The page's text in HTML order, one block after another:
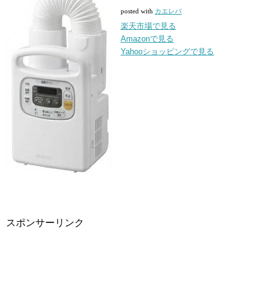
posted with カエレバ
楽天市場で見る
Amazonで見る
Yahooショッピングで見る
スポンサーリンク